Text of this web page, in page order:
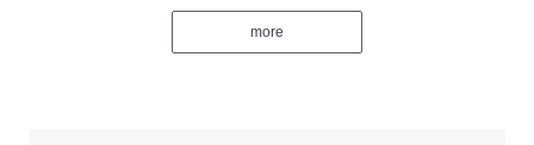
MID 90sコレクションならではの、レトロとモダンを融合さ
more